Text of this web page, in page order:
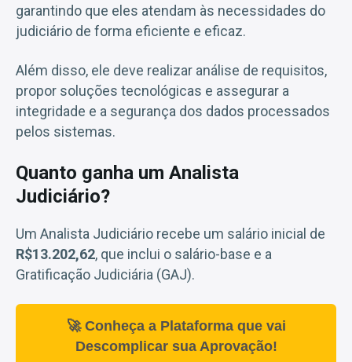
garantindo que eles atendam às necessidades do
judiciário de forma eficiente e eficaz.
Além disso, ele deve realizar análise de requisitos,
propor soluções tecnológicas e assegurar a
integridade e a segurança dos dados processados
pelos sistemas.
Quanto ganha um Analista
Judiciário?
Um Analista Judiciário recebe um salário inicial de
R$13.202,62, que inclui o salário-base e a
Gratificação Judiciária (GAJ).
🚀 Conheça a Plataforma que vai
Descomplicar sua Aprovação!